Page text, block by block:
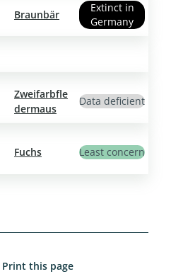
Braunbär
Extinct in
Germany
Zweifarbfle
dermaus
Data deficient
Fuchs Least concern
Print this page